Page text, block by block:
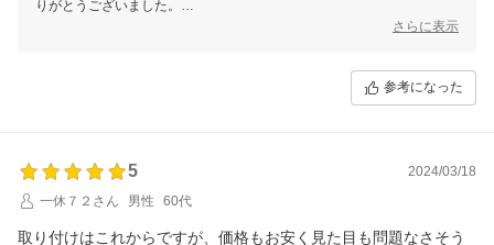
りがとうございました。
今後ともお客様に満足頂けるような対応・サービスをスタッフ一同努め
さらに表示
参考になった
5
2024/03/18
一休７２さん
男性 60代
取り付けはこれからですが、価格もお安く見た目も問題なさそう